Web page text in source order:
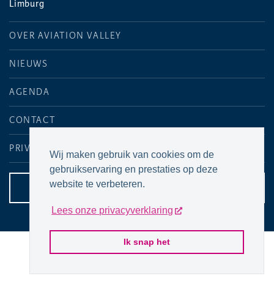
Wij maken gebruik van cookies om de
gebruikservaring en prestaties op deze
website te verbeteren.
Lees onze privacyverklaring
Ik snap het
Limburg
OVER AVIATION VALLEY
NIEUWS
AGENDA
CONTACT
PRIVACYVERKLARING
CONTACTPAGINA
© 2026 Aviation Valley Maastricht Aachen Airport